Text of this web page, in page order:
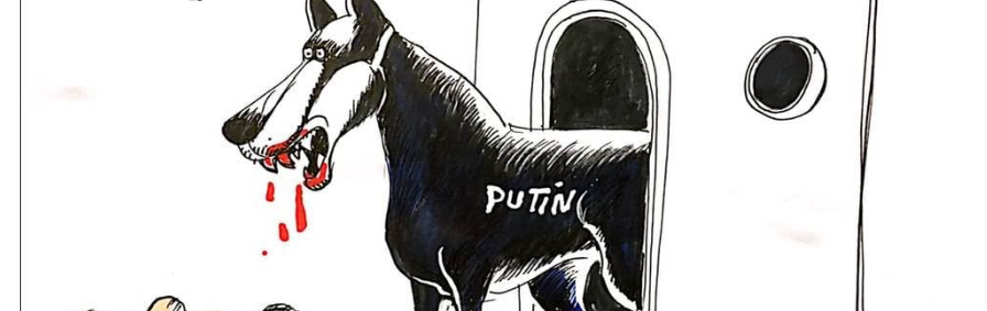
قمة الرياض: أقوال تنتظر أفعالاً
نوفمبر 27, 2024
تعيينات ترامب: أنت لا تجني من الشوك العنب!
نوفمبر 27, 2024
ابن بطوطة عند تخوم سيبيريا!
انجازات نتنياهو !
نوفمبر 27, 2024